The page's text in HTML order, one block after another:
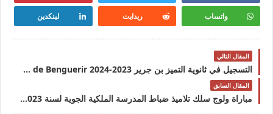
واتساب ريدايت لينكدين
المقال التالي
التسجيل في ثانوية التميز بن جرير 2023-2024 lycée d’excellence de Benguerirالتسجيل في ثانوية التميز بن جرير 2023-2024 lycée d’excellence de Benguerir
المقال السابق
مباراة ولوج سلك تلاميذ ضباط المدرسة الملكية الجوية لسنة 2023 recrutement.far.maمباراة ولوج سلك تلاميذ ضباط المدرسة الملكية الجوية لسنة 2023